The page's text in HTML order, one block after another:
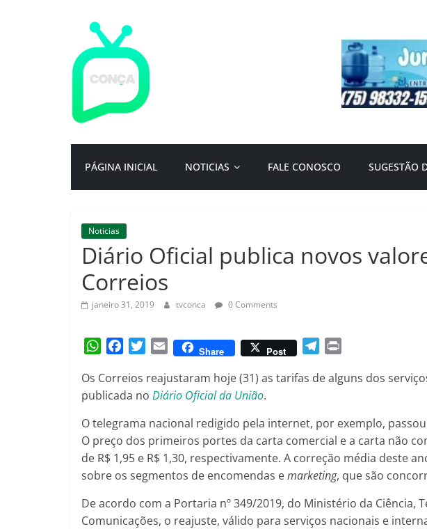
TV
Conça
portal
de
da
cidade
ternura
Por:
Isac
PÁGINA INICIAL NOTICIAS FALE CONOSCO SUGESTÃO
Noticias
Diário Oficial publica novos
Correios
janeiro 31, 2019 tvconca 0 Comments
W
a
t
A
p
p
c
e
o
o
k
i
t
e
r
E
a
i
Share Post
l
r
a
m
i
Os Correios reajustaram hoje (31) as tarifas de alguns dos
publicada no Diário Oficial da União.
O telegrama nacional redigido pela internet, por exemplo, passou
O preço dos primeiros portes da carta comercial e a carta não
de R$ 1,95 e R$ 1,30, respectivamente. A correção média deste
sobre os segmentos de encomendas emarketing, que são
De acordo com a Portaria nº 349/2019, do Ministério da Ciência,
Comunicações, o reajuste, válido para serviços nacionais e